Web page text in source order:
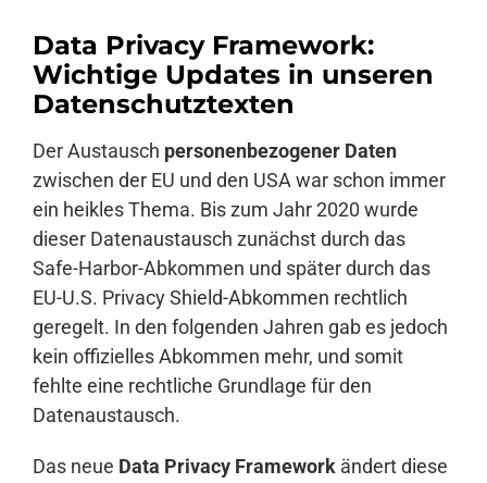
Anmelden
Data Privacy Framework:
Wichtige Updates in unseren
Datenschutztexten
Der Austausch personenbezogener Daten
zwischen der EU und den USA war schon immer
ein heikles Thema. Bis zum Jahr 2020 wurde
dieser Datenaustausch zunächst durch das
Safe-Harbor-Abkommen und später durch das
EU-U.S. Privacy Shield-Abkommen rechtlich
geregelt. In den folgenden Jahren gab es jedoch
kein offizielles Abkommen mehr, und somit
fehlte eine rechtliche Grundlage für den
Datenaustausch.
Das neue Data Privacy Framework ändert diese